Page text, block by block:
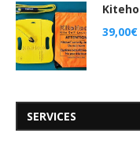
39,00€
SERVICES